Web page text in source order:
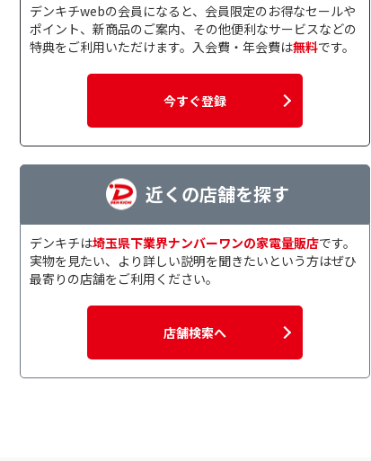
デンキチwebの会員になると、会員限定のお得なセールや
ポイント、新商品のご案内、その他便利なサービスなどの
特典をご利用いただけます。入会費・年会費は無料です。
今すぐ登録
近くの店舗を探す
デンキチは埼玉県下業界ナンバーワンの家電量販店です。
実物を見たい、より詳しい説明を聞きたいという方はぜひ
最寄りの店舗をご利用ください。
店舗検索へ